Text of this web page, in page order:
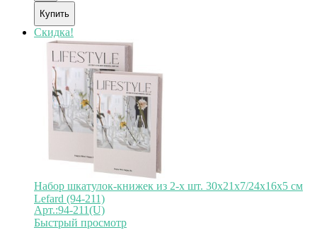
Купить
Скидка!
Набор шкатулок-книжек из 2-х шт. 30х21х7/24х16х5 см
Lefard (94-211)
Арт.:94-211(U)
Быстрый просмотр